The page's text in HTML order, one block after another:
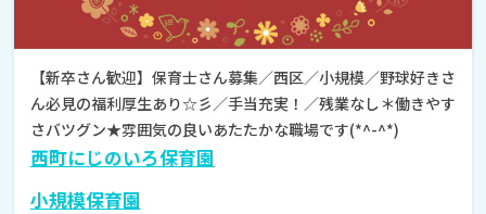
【新卒さん歓迎】保育士さん募集／西区／小規模／野球好きさ
ん必見の福利厚生あり☆彡／手当充実！／残業なし＊働きやす
さバツグン★雰囲気の良いあたたかな職場です(*^-^*)
西町にじのいろ保育園
小規模保育園